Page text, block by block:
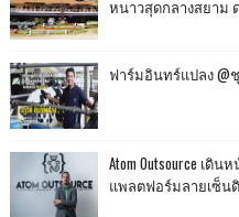
หนาวสุดกลางสยาม
ฟาร์มอินทร์แปลง
Atom Outsource เดิน
แพลตฟอร์มลายเซ็น